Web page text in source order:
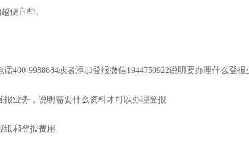
便宜些。
400-9988684或者添加登报微信1944750922说明要办理什么登报
业务，说明需要什么资料才可以办理登报
纸和登报费用